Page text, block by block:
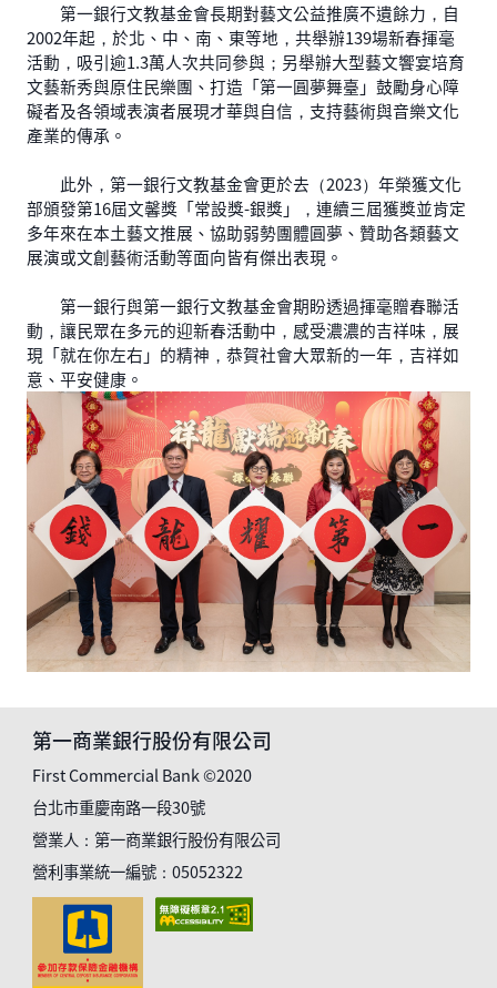
第一銀行文教基金會長期對藝文公益推廣不遺餘力，自
2002年起，於北、中、南、東等地，共舉辦139場新春揮毫
活動，吸引逾1.3萬人次共同參與；另舉辦大型藝文饗宴培育
文藝新秀與原住民樂團、打造「第一圓夢舞臺」鼓勵身心障
礙者及各領域表演者展現才華與自信，支持藝術與音樂文化
產業的傳承。
此外，第一銀行文教基金會更於去（2023）年榮獲文化
部頒發第16屆文馨獎「常設獎-銀獎」，連續三屆獲獎並肯定
多年來在本土藝文推展、協助弱勢團體圓夢、贊助各類藝文
展演或文創藝術活動等面向皆有傑出表現。
第一銀行與第一銀行文教基金會期盼透過揮毫贈春聯活
動，讓民眾在多元的迎新春活動中，感受濃濃的吉祥味，展
現「就在你左右」的精神，恭賀社會大眾新的一年，吉祥如
意、平安健康。
第一商業銀行股份有限公司
First Commercial Bank ©2020
台北市重慶南路一段30號
營業人：第一商業銀行股份有限公司
營利事業統一編號：05052322